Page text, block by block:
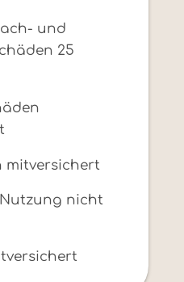
und
25
mitversichert
nicht